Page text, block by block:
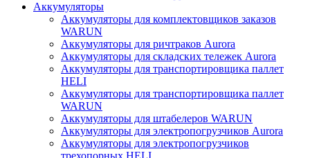
Аккумуляторы
Аккумуляторы для комплектовщиков заказов
WARUN
Аккумуляторы для ричтраков Aurora
Аккумуляторы для складских тележек Aurora
Аккумуляторы для транспортировщика паллет
HELI
Аккумуляторы для транспортировщика паллет
WARUN
Аккумуляторы для штабелеров WARUN
Аккумуляторы для электропогрузчиков Aurora
Аккумуляторы для электропогрузчиков
трехопорных HELI